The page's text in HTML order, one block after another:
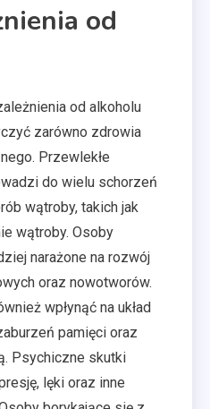
od
od alkoholu
zarówno zdrowia
Przewlekłe
do wielu schorzeń
wątroby, takich jak
wątroby. Osoby
narażone na rozwój
oraz nowotworów.
wpłynąć na układ
pamięci oraz
Psychiczne skutki
lęki oraz inne